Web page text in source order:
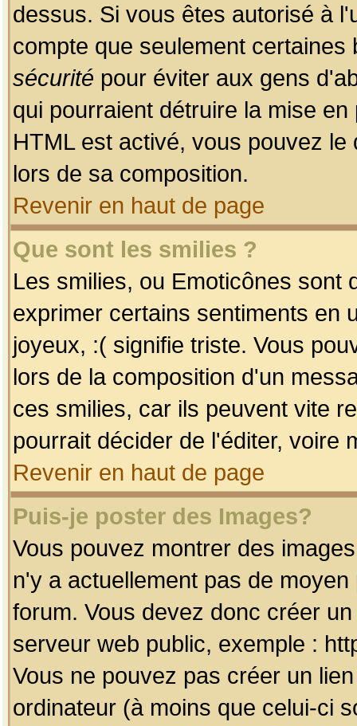
dessus. Si vous êtes autorisé à
compte que seulement
sécurité pour éviter aux gens
qui pourraient détruire la mise
HTML est activé, vous pouvez
lors de sa composition.
Revenir en haut de page
Que sont les smilies ?
Les smilies, ou Emoticônes sont
exprimer certains sentiments en
joyeux, :( signifie triste. Vous
lors de la composition d'un
ces smilies, car ils peuvent vite
pourrait décider de l'éditer, voire
Revenir en haut de page
Puis-je poster des Images?
Vous pouvez montrer des
n'y a actuellement pas de
forum. Vous devez donc créer
serveur web public, exemple :
Vous ne pouvez pas créer un
ordinateur (à moins que celui-ci